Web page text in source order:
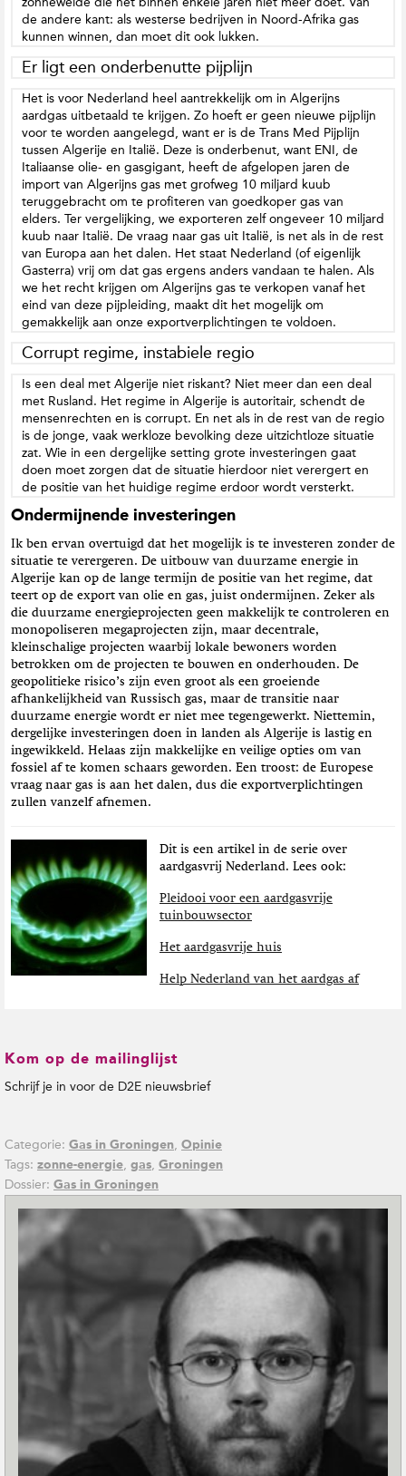
de andere kant: als westerse bedrijven in Noord-Afrika gas
kunnen winnen, dan moet dit ook lukken.
Er ligt een onderbenutte pijplijn
Het is voor Nederland heel aantrekkelijk om in Algerijns
aardgas uitbetaald te krijgen. Zo hoeft er geen nieuwe pijplijn
voor te worden aangelegd, want er is de Trans Med Pijplijn
tussen Algerije en Italië. Deze is onderbenut, want ENI, de
Italiaanse olie- en gasgigant, heeft de afgelopen jaren de
import van Algerijns gas met grofweg 10 miljard kuub
teruggebracht om te profiteren van goedkoper gas van
elders. Ter vergelijking, we exporteren zelf ongeveer 10 miljard
kuub naar Italië. De vraag naar gas uit Italië, is net als in de rest
van Europa aan het dalen. Het staat Nederland (of eigenlijk
Gasterra) vrij om dat gas ergens anders vandaan te halen. Als
we het recht krijgen om Algerijns gas te verkopen vanaf het
eind van deze pijpleiding, maakt dit het mogelijk om
gemakkelijk aan onze exportverplichtingen te voldoen.
Corrupt regime, instabiele regio
Is een deal met Algerije niet riskant? Niet meer dan een deal
met Rusland. Het regime in Algerije is autoritair, schendt de
mensenrechten en is corrupt. En net als in de rest van de regio
is de jonge, vaak werkloze bevolking deze uitzichtloze situatie
zat. Wie in een dergelijke setting grote investeringen gaat
doen moet zorgen dat de situatie hierdoor niet verergert en
de positie van het huidige regime erdoor wordt versterkt.
Ondermijnende investeringen
Ik ben ervan overtuigd dat het mogelijk is te investeren zonder de
situatie te verergeren. De uitbouw van duurzame energie in
Algerije kan op de lange termijn de positie van het regime, dat
teert op de export van olie en gas, juist ondermijnen. Zeker als
die duurzame energieprojecten geen makkelijk te controleren en
monopoliseren megaprojecten zijn, maar decentrale,
kleinschalige projecten waarbij lokale bewoners worden
betrokken om de projecten te bouwen en onderhouden. De
geopolitieke risico’s zijn even groot als een groeiende
afhankelijkheid van Russisch gas, maar de transitie naar
duurzame energie wordt er niet mee tegengewerkt. Niettemin,
dergelijke investeringen doen in landen als Algerije is lastig en
ingewikkeld. Helaas zijn makkelijke en veilige opties om van
fossiel af te komen schaars geworden. Een troost: de Europese
vraag naar gas is aan het dalen, dus die exportverplichtingen
zullen vanzelf afnemen.
Dit is een artikel in de serie over
aardgasvrij Nederland. Lees ook:
Pleidooi voor een aardgasvrije
tuinbouwsector
Het aardgasvrije huis
Help Nederland van het aardgas af
Kom op de mailinglijst
Schrijf je in voor de D2E nieuwsbrief
Categorie: Gas in Groningen, Opinie
Tags: zonne-energie, gas, Groningen
Dossier: Gas in Groningen